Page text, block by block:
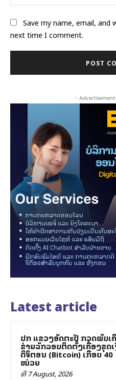
Save my name, email,
next time I comment.
-
Latest article
ປກສ ແຂວງອັດຕະປື ກວດພົບເ
ຂ່າຍລັກລອບຕິດຕັ້ງເຄື່ອງຂຸດ
ດິຈິຕອນ (Bitcoin) ເກືອບ 40
ໝ່ວຍ
ທີ 7 August, 2026